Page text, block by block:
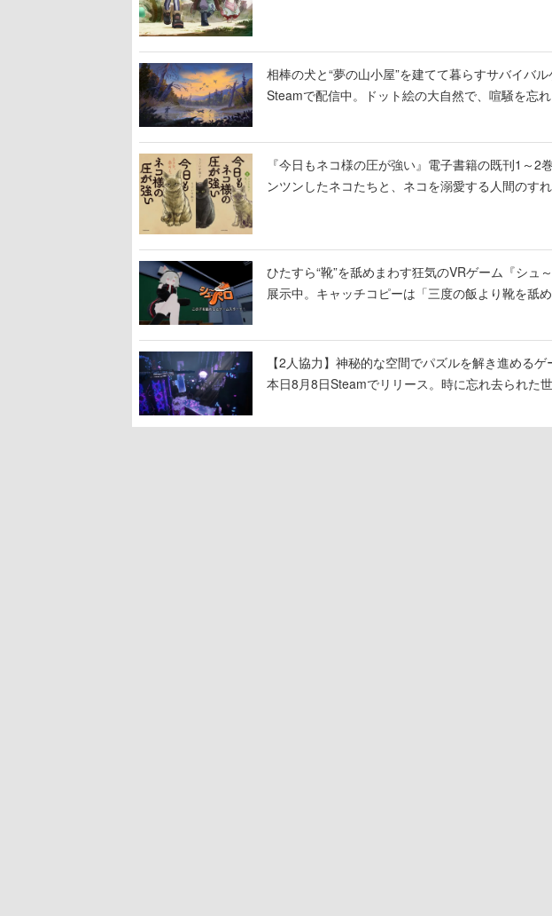
相棒の犬と“夢の山小屋”を建てて暮らすサバイバ
Steamで配信中。ドット絵の大自然で、喧騒を忘れ
『今日もネコ様の圧が強い』電子書籍の既刊1～
ンツンしたネコたちと、ネコを溺愛する人間のす
ひたすら“靴”を舐めまわす狂気のVRゲーム『シュ
展示中。キャッチコピーは「三度の飯より靴を舐
【2人協力】神秘的な空間でパズルを解き進める
本日8月8日Steamでリリース。時に忘れ去られた